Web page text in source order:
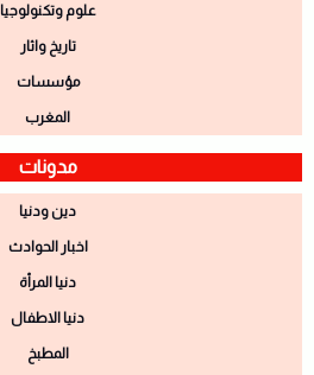
علوم وتكنولوجيا
تاريخ واثار
مؤسسات
المغرب
مدونات
دين ودنيا
اخبار الحوادث
دنيا المرأة
دنيا الاطفال
المطبخ